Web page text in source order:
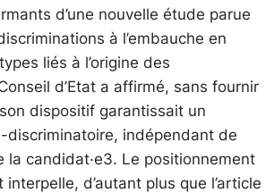
d’une nouvelle étude parue
à l’embauche en
liés à l’origine des
d’Etat a affirmé, sans fournir
dispositif garantissait un
discriminatoire, indépendant de
la candidat·e3. Le positionnement
interpelle, d’autant plus que l’article